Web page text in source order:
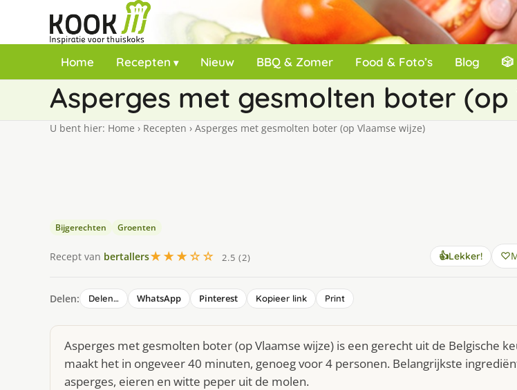
Home Recepten Nieuw BBQ & Zomer Food & Foto’s Blog 🎲
Asperges met gesmolten boter (op
U bent hier: Home › Recepten › Asperges met gesmolten boter (op Vlaamse wijze)
Bijgerechten Groenten
Recept van bertallers★★★☆☆ 2.5 (2) 👍Lekker!
Delen: Delen… WhatsApp Pinterest Kopieer link Print
Asperges met gesmolten boter (op Vlaamse wijze) is een gerecht uit de Belgische
maakt het in ongeveer 40 minuten, genoeg voor 4 personen. Belangrijkste
asperges, eieren en witte peper uit de molen.